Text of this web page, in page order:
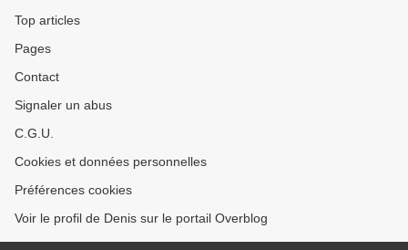
Top articles
Pages
Contact
Signaler un abus
C.G.U.
Cookies et données personnelles
Préférences cookies
Voir le profil de Denis sur le portail Overblog